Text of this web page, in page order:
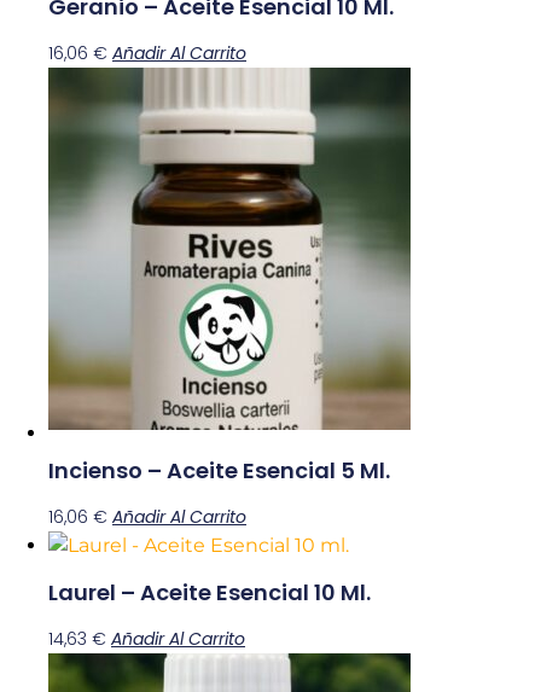
Geranio – Aceite Esencial 10 Ml.
16,06 € Añadir Al Carrito
Incienso – Aceite Esencial 5 Ml.
16,06 € Añadir Al Carrito
Laurel – Aceite Esencial 10 Ml.
14,63 € Añadir Al Carrito